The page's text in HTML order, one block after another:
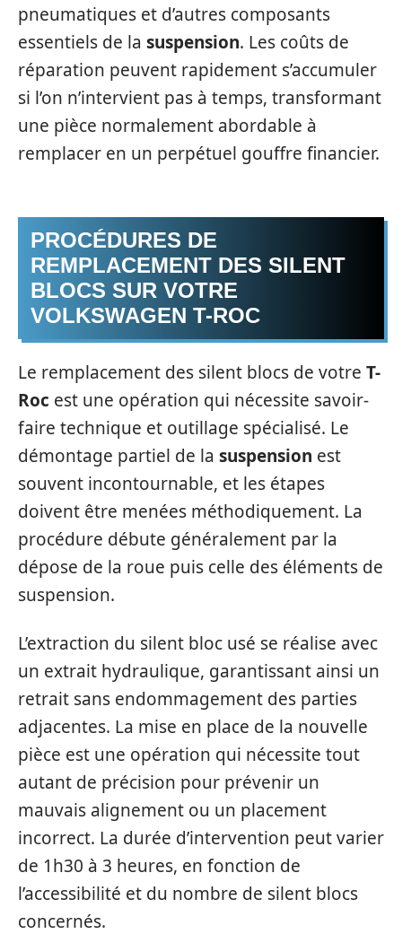
pneumatiques et d’autres composants
essentiels de la suspension. Les coûts de
réparation peuvent rapidement s’accumuler
si l’on n’intervient pas à temps, transformant
une pièce normalement abordable à
remplacer en un perpétuel gouffre financier.
PROCÉDURES DE
REMPLACEMENT DES SILENT
BLOCS SUR VOTRE
VOLKSWAGEN T-ROC
Le remplacement des silent blocs de votre T-
Roc est une opération qui nécessite savoir-
faire technique et outillage spécialisé. Le
démontage partiel de la suspension est
souvent incontournable, et les étapes
doivent être menées méthodiquement. La
procédure débute généralement par la
dépose de la roue puis celle des éléments de
suspension.
L’extraction du silent bloc usé se réalise avec
un extrait hydraulique, garantissant ainsi un
retrait sans endommagement des parties
adjacentes. La mise en place de la nouvelle
pièce est une opération qui nécessite tout
autant de précision pour prévenir un
mauvais alignement ou un placement
incorrect. La durée d’intervention peut varier
de 1h30 à 3 heures, en fonction de
l’accessibilité et du nombre de silent blocs
concernés.